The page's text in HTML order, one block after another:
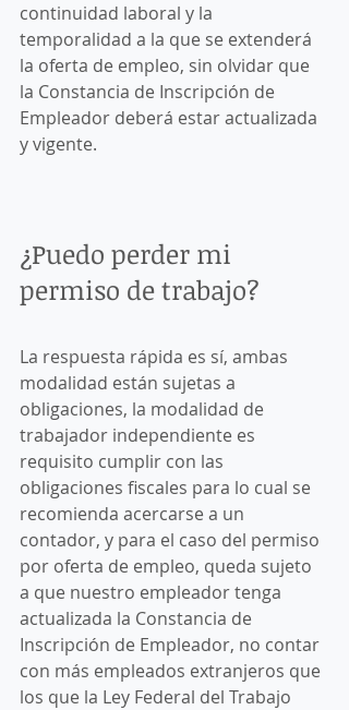
continuidad laboral y la
temporalidad a la que se extenderá
la oferta de empleo, sin olvidar que
la Constancia de Inscripción de
Empleador deberá estar actualizada
y vigente.
¿Puedo perder mi
permiso de trabajo?
La respuesta rápida es sí, ambas
modalidad están sujetas a
obligaciones, la modalidad de
trabajador independiente es
requisito cumplir con las
obligaciones fiscales para lo cual se
recomienda acercarse a un
contador, y para el caso del permiso
por oferta de empleo, queda sujeto
a que nuestro empleador tenga
actualizada la Constancia de
Inscripción de Empleador, no contar
con más empleados extranjeros que
los que la Ley Federal del Trabajo